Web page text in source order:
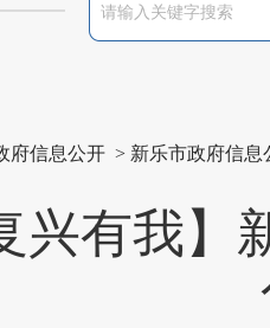
府信息公开 > 新乐市政府信息
兴有我